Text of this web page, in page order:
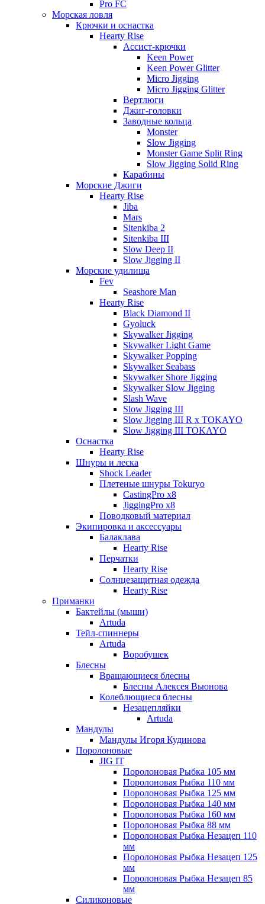
Pro FC
Морская ловля
Крючки и оснастка
Hearty Rise
Ассист-крючки
Keen Power
Keen Power Glitter
Micro Jigging
Micro Jigging Glitter
Вертлюги
Джиг-головки
Заводные кольца
Monster
Slow Jigging
Monster Game Split Ring
Slow Jigging Solid Ring
Карабины
Морские Джиги
Hearty Rise
Jiba
Mars
Sitenkiba 2
Sitenkiba III
Slow Deep II
Slow Jigging II
Морские удилища
Fev
Seashore Man
Hearty Rise
Black Diamond II
Gyoluck
Skywalker Jigging
Skywalker Light Game
Skywalker Popping
Skywalker Seabass
Skywalker Shore Jigging
Skywalker Slow Jigging
Slash Wave
Slow Jigging III
Slow Jigging III R x TOKAYO
Slow Jigging III TOKAYO
Оснастка
Hearty Rise
Шнуры и леска
Shock Leader
Плетеные шнуры Tokuryo
CastingPro x8
JiggingPro x8
Поводковый материал
Экипировка и аксессуары
Балаклава
Hearty Rise
Перчатки
Hearty Rise
Солнцезащитная одежда
Hearty Rise
Приманки
Бактейлы (мыши)
Artuda
Тейл-спиннеры
Artuda
Воробушек
Блесны
Вращающиеся блесны
Блесны Алексея Вьюнова
Колеблющиеся блесны
Незацепляйки
Artuda
Мандулы
Мандулы Игоря Кудинова
Поролоновые
JIG IT
Поролоновая Рыбка 105 мм
Поролоновая Рыбка 110 мм
Поролоновая Рыбка 125 мм
Поролоновая Рыбка 140 мм
Поролоновая Рыбка 160 мм
Поролоновая Рыбка 88 мм
Поролоновая Рыбка Незацеп 110
мм
Поролоновая Рыбка Незацеп 125
мм
Поролоновая Рыбка Незацеп 85
мм
Силиконовые